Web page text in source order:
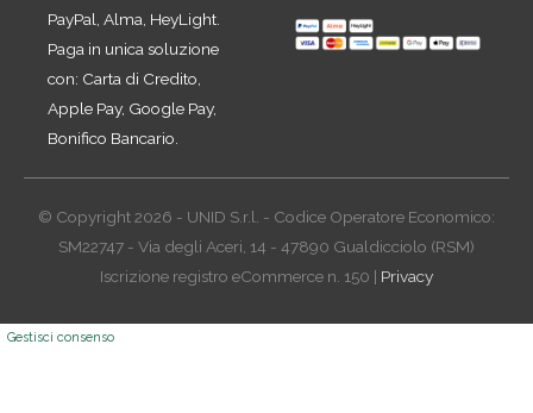
PayPal, Alma, HeyLight.
Paga in unica soluzione
con: Carta di Credito,
Apple Pay, Google Pay,
Bonifico Bancario.
© Copyright 2026 - UNID S.r.l. - Codice Operatore Economico:
SM22747 - Via degli Aceri, 14 - 47890 Gualdicciolo (RSM)
Iscrizione registro eCommerce n. 150 | Privacy
Gestisci consenso